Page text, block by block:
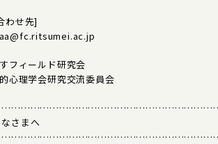
わせ先]
ィールド研究会
理学会研究交流委員会
さまへ